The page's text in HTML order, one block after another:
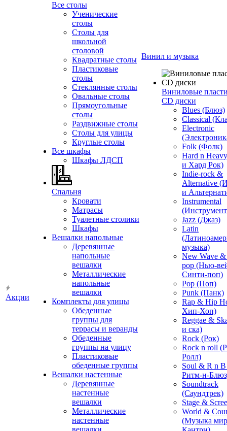
Акции
Все столы
Ученические
столы
Столы для
школьной
столовой
Квадратные столы
Пластиковые
столы
Стеклянные столы
Овальные столы
Прямоугольные
столы
Раздвижные столы
Столы для улицы
Круглые столы
Все шкафы
Шкафы ЛДСП
Спальня
Кровати
Матрасы
Туалетные столики
Шкафы
Вешалки напольные
Деревянные
напольные
вешалки
Металлические
напольные
вешалки
Комплекты для улицы
Обеденные
группы для
террасы и веранды
Обеденные
группы на улицу
Пластиковые
обеденные группы
Вешалки настенные
Деревянные
настенные
вешалки
Металлические
настенные
вешалки
Винил и музыка
Виниловые
CD диски
Blues (Блюз)
Classical
Electronic
Folk (Фолк)
Hard n
и Хард Рок)
Indie-rock &
Alternative
и
Instrumental
Jazz (Джаз)
Latin
музыка)
New Wave
pop (Нью-
Синти-поп)
Pop (Поп)
Punk (Панк)
Rap & Hip
Хип-Хоп)
Reggae &
и ска)
Rock (Рок)
Rock n roll
Ролл)
Soul & R n
Ритм-н-
Soundtrack
(Саундтрек)
Stage &
World &
(Музыка